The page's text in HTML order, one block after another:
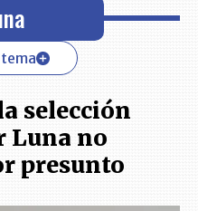
selección
Luna no
presunto